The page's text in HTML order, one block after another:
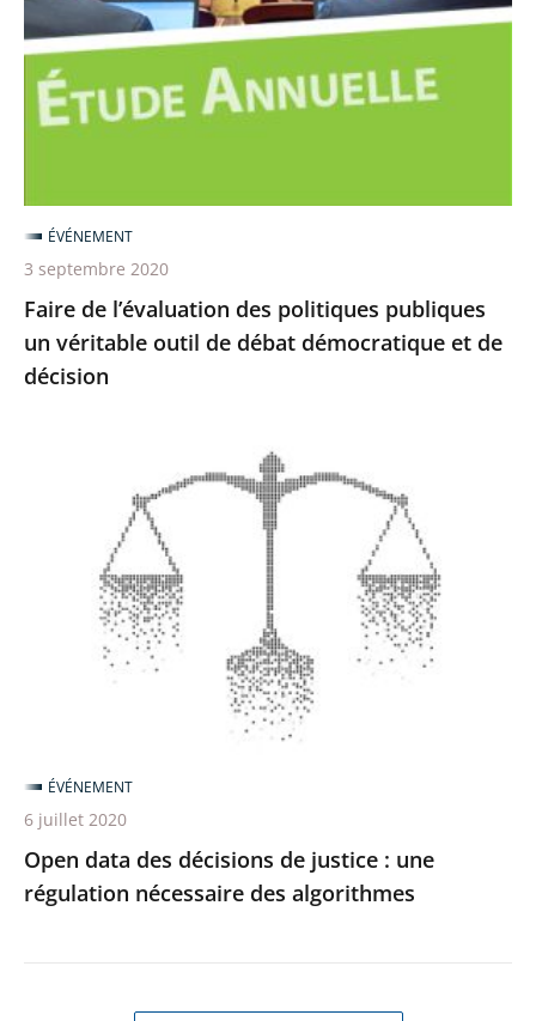
politiques
publiques
un
de
débat
démocratique
et
de
décision
Faire de l’évaluation des politiques publiques
un véritable outil de débat démocratique et de
décision
ÉVÉNEMENT
3 septembre 2020
décisions
des
algorithmes
Open data des décisions de justice : une
régulation nécessaire des algorithmes
ÉVÉNEMENT
6 juillet 2020